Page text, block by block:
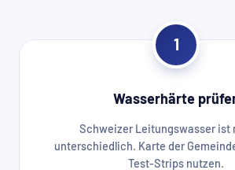
1
Wasserhärte
Schweizer Leitungswasser ist
unterschiedlich. Karte der
Test-Strips nutzen.